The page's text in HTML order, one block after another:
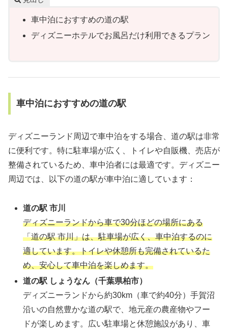
車中泊におすすめの道の駅
ディズニーホテルでお風呂だけ利用できるプラン
車中泊におすすめの道の駅
ディズニーランド周辺で車中泊をする場合、道の駅は非常
に便利です。特に駐車場が広く、トイレや自販機、売店が
整備されているため、車中泊者には最適です。ディズニー
周辺では、以下の道の駅が車中泊に適しています：
道の駅 市川
ディズニーランドから車で30分ほどの場所にある
「道の駅 市川」は、駐車場が広く、車中泊するのに
適しています。トイレや休憩所も完備されているた
め、安心して車中泊を楽しめます。
道の駅 しょうなん（千葉県柏市）
ディズニーランドから約30km（車で約40分）手賀沼
沿いの自然豊かな道の駅で、地元産の農産物やフー
ドが楽しめます。広い駐車場と休憩施設があり、車